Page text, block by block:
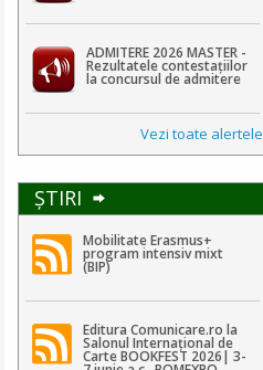
ADMITERE 2026 MASTER -
Rezultatele contestaţiilor
la concursul de admitere
Vezi toate alertele
ŞTIRI
Mobilitate Erasmus+
program intensiv mixt
(BIP)
Editura Comunicare.ro la
Salonul Internațional de
Carte BOOKFEST 2026| 3-